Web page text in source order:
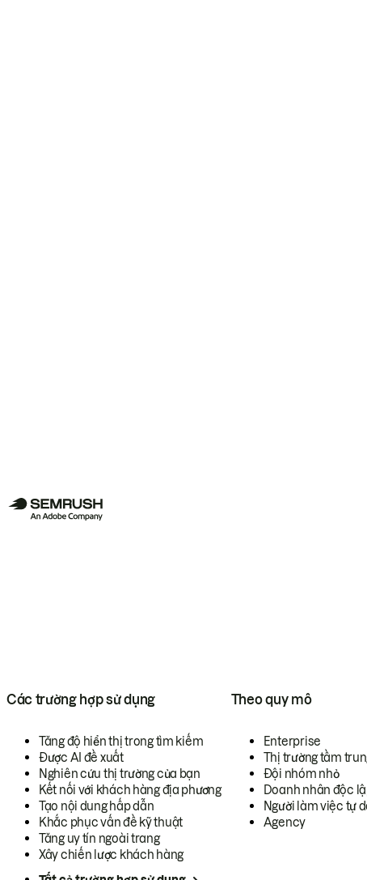
Các trường hợp sử dụng
Tăng độ hiển thị trong tìm kiếm
Được AI đề xuất
Nghiên cứu thị trường của bạn
Kết nối với khách hàng địa phương
Tạo nội dung hấp dẫn
Khắc phục vấn đề kỹ thuật
Tăng uy tín ngoài trang
Xây chiến lược khách hàng
Theo quy mô
Enterprise
Thị trường tầm
Đội nhóm nhỏ
Doanh nhân độc
Người làm việc tự
Agency